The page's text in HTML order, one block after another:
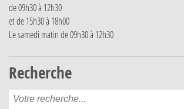
de 09h30 à 12h30
et de 15h30 à 18h00
Le samedi matin de 09h30 à 12h30
Recherche